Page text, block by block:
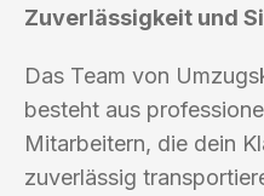
Zuverlässigkeit und
Das Team von
besteht aus
Mitarbeitern, die dein
zuverlässig